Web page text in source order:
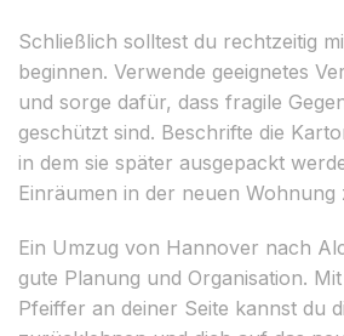
Schließlich solltest du rechtzeitig
beginnen. Verwende geeignetes
und sorge dafür, dass fragile
geschützt sind. Beschrifte die
in dem sie später ausgepackt
Einräumen in der neuen Wohnung
Ein Umzug von Hannover nach
gute Planung und Organisation.
Pfeiffer an deiner Seite kannst du